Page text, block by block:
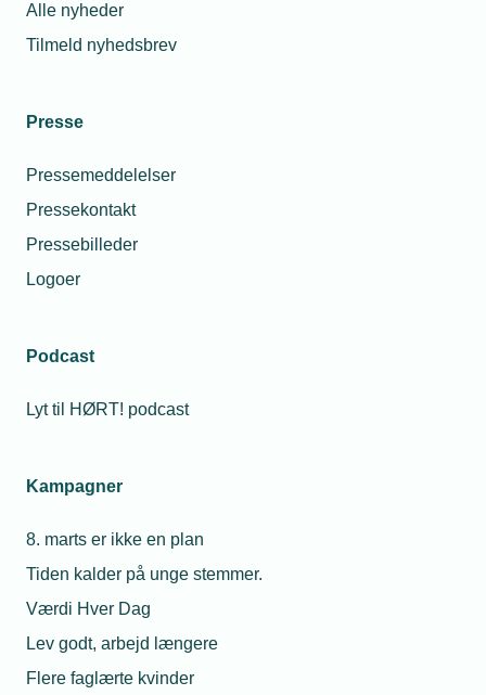
Alle nyheder
Tilmeld nyhedsbrev
Presse
Pressemeddelelser
Pressekontakt
Pressebilleder
Logoer
Podcast
Lyt til HØRT! podcast
Kampagner
8. marts er ikke en plan
Tiden kalder på unge stemmer.
Værdi Hver Dag
Lev godt, arbejd længere
Flere faglærte kvinder
Politik & analyse